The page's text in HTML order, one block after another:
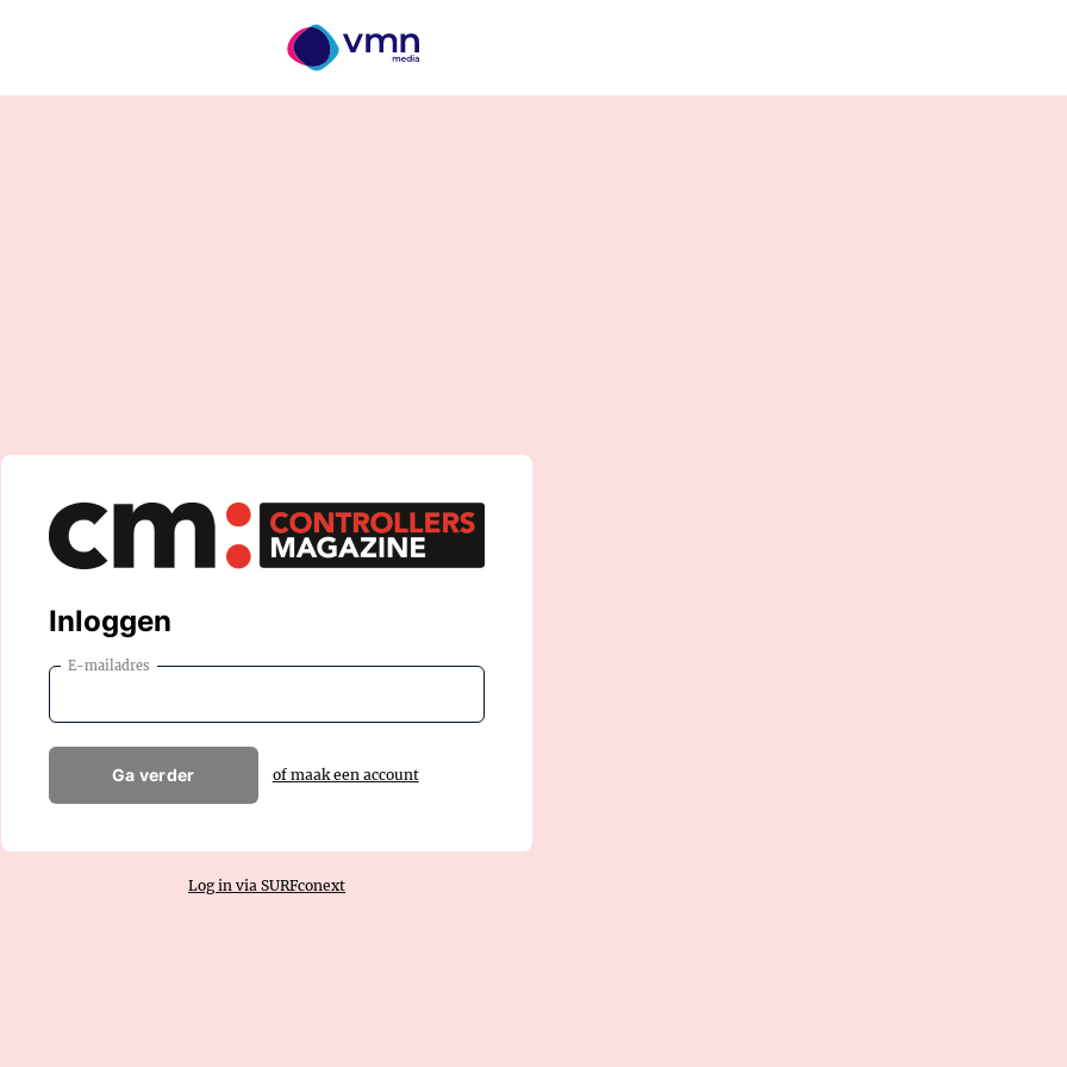
Inloggen
E-mailadres
Ga verder of maak een account
Log in via SURFconext